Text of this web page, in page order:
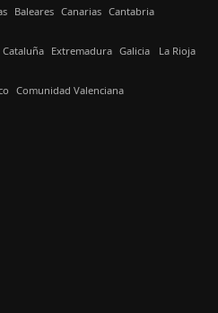
Baleares Canarias Cantabria
Cataluña Extremadura Galicia La Rioja
Comunidad Valenciana